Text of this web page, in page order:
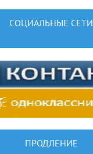
СОЦИАЛЬНЫЕ СЕТИ
ПРОДЛЕНИЕ